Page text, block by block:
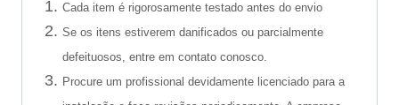
Cada item é rigorosamente testado antes do envio
Se os itens estiverem danificados ou parcialmente
defeituosos, entre em contato conosco.
Procure um profissional devidamente licenciado para a